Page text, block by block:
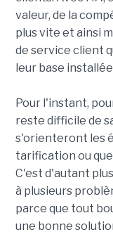
valeur, de la
plus vite et ainsi
de service client
leur base
Pour l'instant,
reste difficile de
s'orienteront les
tarification ou
C'est d'autant
à plusieurs
parce que tout
une bonne